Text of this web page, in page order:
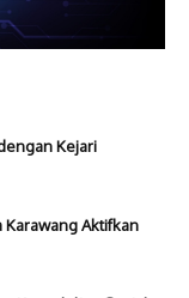
Kejari
Karawang Aktifkan